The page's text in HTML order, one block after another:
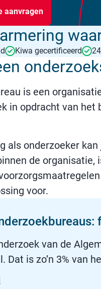
aanvragen
Kiwa gecertificeerd
is een
in opdracht van het
als onderzoeker
de
voor.
van de
Dat is zo’n 3% van